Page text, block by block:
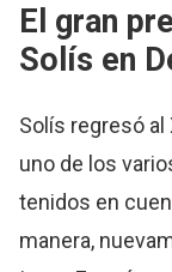
El gran
Solís en
Solís regresó al
uno de los
tenidos en
manera,